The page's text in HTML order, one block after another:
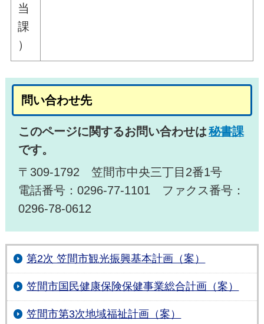
当
課
）
問い合わせ先
このページに関するお問い合わせは秘書課
です。
〒309-1792 笠間市中央三丁目2番1号
電話番号：0296-77-1101 ファクス番号：
0296-78-0612
第2次 笠間市観光振興基本計画（案）
笠間市国民健康保険保健事業総合計画（案）
笠間市第3次地域福祉計画（案）